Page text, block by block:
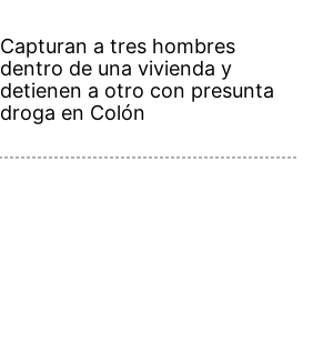
Capturan a tres hombres
dentro de una vivienda y
detienen a otro con presunta
droga en Colón